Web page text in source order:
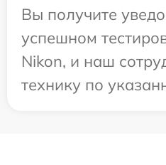
Вы получите
успешном
Nikon, и наш
технику по